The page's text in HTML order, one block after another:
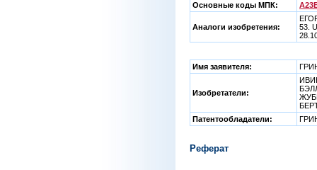
Основные коды МПК:
Аналоги изобретения:
53.
Имя заявителя:
Изобретатели:
Патентообладатели:
Реферат